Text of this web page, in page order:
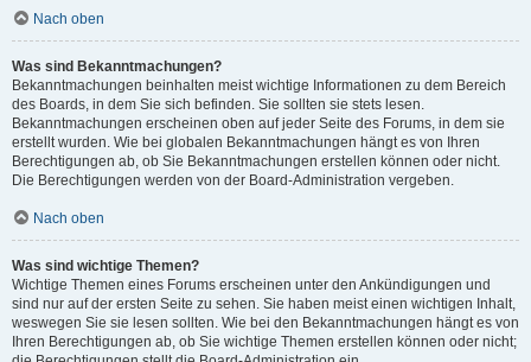
Nach oben
Was sind Bekanntmachungen?
Bekanntmachungen beinhalten meist wichtige Informationen zu dem Bereich
des Boards, in dem Sie sich befinden. Sie sollten sie stets lesen.
Bekanntmachungen erscheinen oben auf jeder Seite des Forums, in dem sie
erstellt wurden. Wie bei globalen Bekanntmachungen hängt es von Ihren
Berechtigungen ab, ob Sie Bekanntmachungen erstellen können oder nicht.
Die Berechtigungen werden von der Board-Administration vergeben.
Nach oben
Was sind wichtige Themen?
Wichtige Themen eines Forums erscheinen unter den Ankündigungen und
sind nur auf der ersten Seite zu sehen. Sie haben meist einen wichtigen Inhalt,
weswegen Sie sie lesen sollten. Wie bei den Bekanntmachungen hängt es von
Ihren Berechtigungen ab, ob Sie wichtige Themen erstellen können oder nicht;